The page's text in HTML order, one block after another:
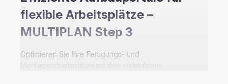
flexible Arbeitsplätze –
MULTIPLAN Step 3
Optimieren Sie Ihre Fertigungs- und